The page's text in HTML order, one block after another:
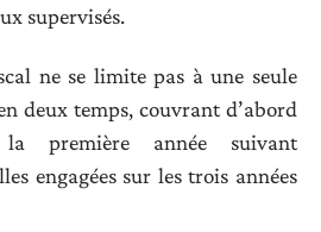
supervisés.
ne se limite pas à une seule
deux temps, couvrant d’abord
première année suivant
engagées sur les trois années